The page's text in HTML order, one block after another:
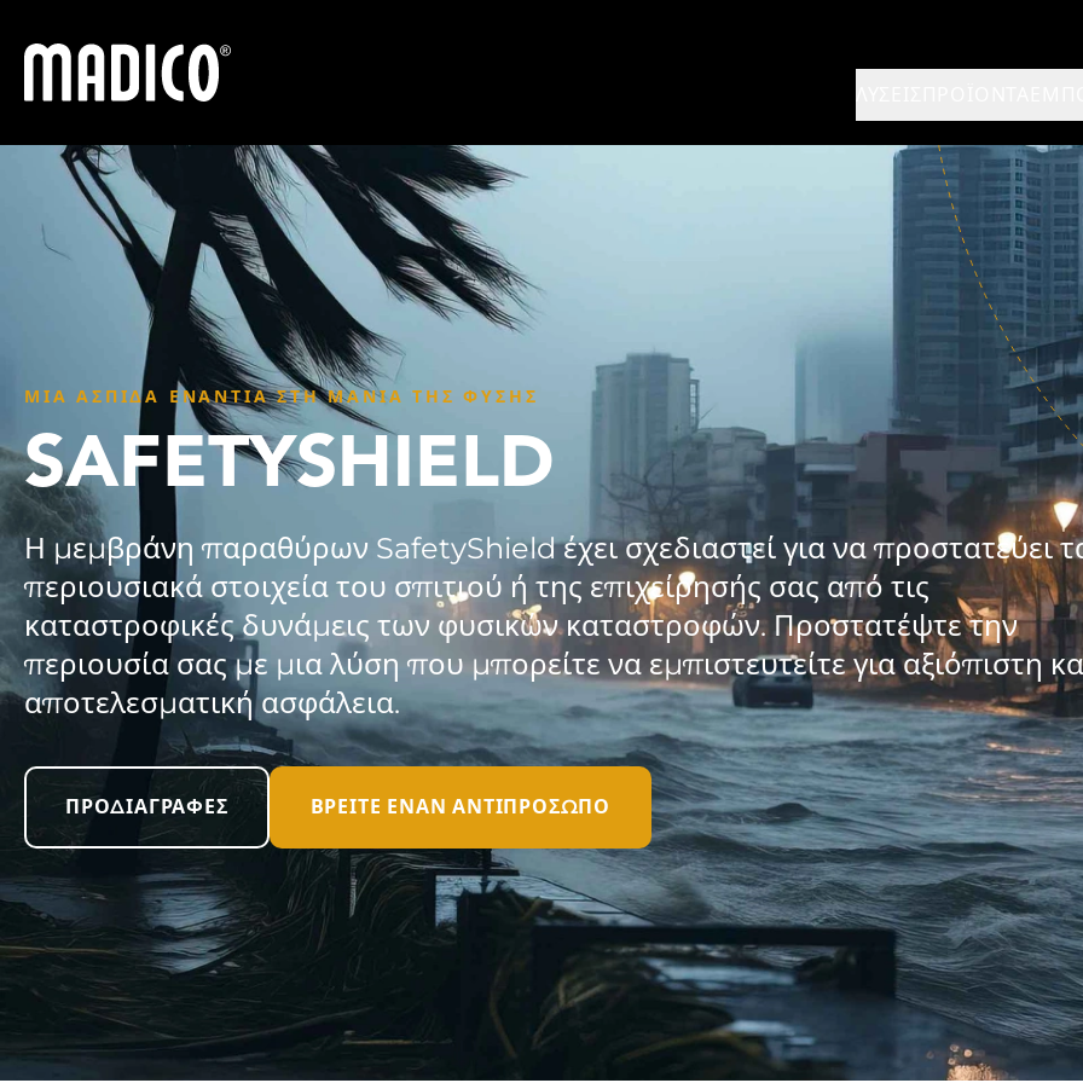
Madico
ΜΙΑ ΑΣΠΊΔΑ ΕΝΆΝΤΙΑ ΣΤΗ ΜΑΝΊΑ ΤΗΣ ΦΎΣΗΣ
SAFETYSHIELD
Η μεμβράνη παραθύρων SafetyShield έχει σχεδιαστεί για να προστατεύει
περιουσιακά στοιχεία του σπιτιού ή της επιχείρησής σας από τις
καταστροφικές δυνάμεις των φυσικών καταστροφών. Προστατέψτε την
περιουσία σας με μια λύση που μπορείτε να εμπιστευτείτε για αξιόπιστη
αποτελεσματική ασφάλεια.
ΠΡΟΔΙΑΓΡΑΦΈΣ ΒΡΕΊΤΕ ΈΝΑΝ ΑΝΤΙΠΡΌΣΩΠΟ